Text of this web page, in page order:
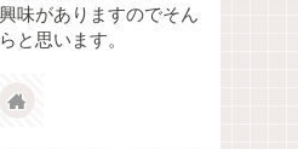
味がありますのでそん
と思います。